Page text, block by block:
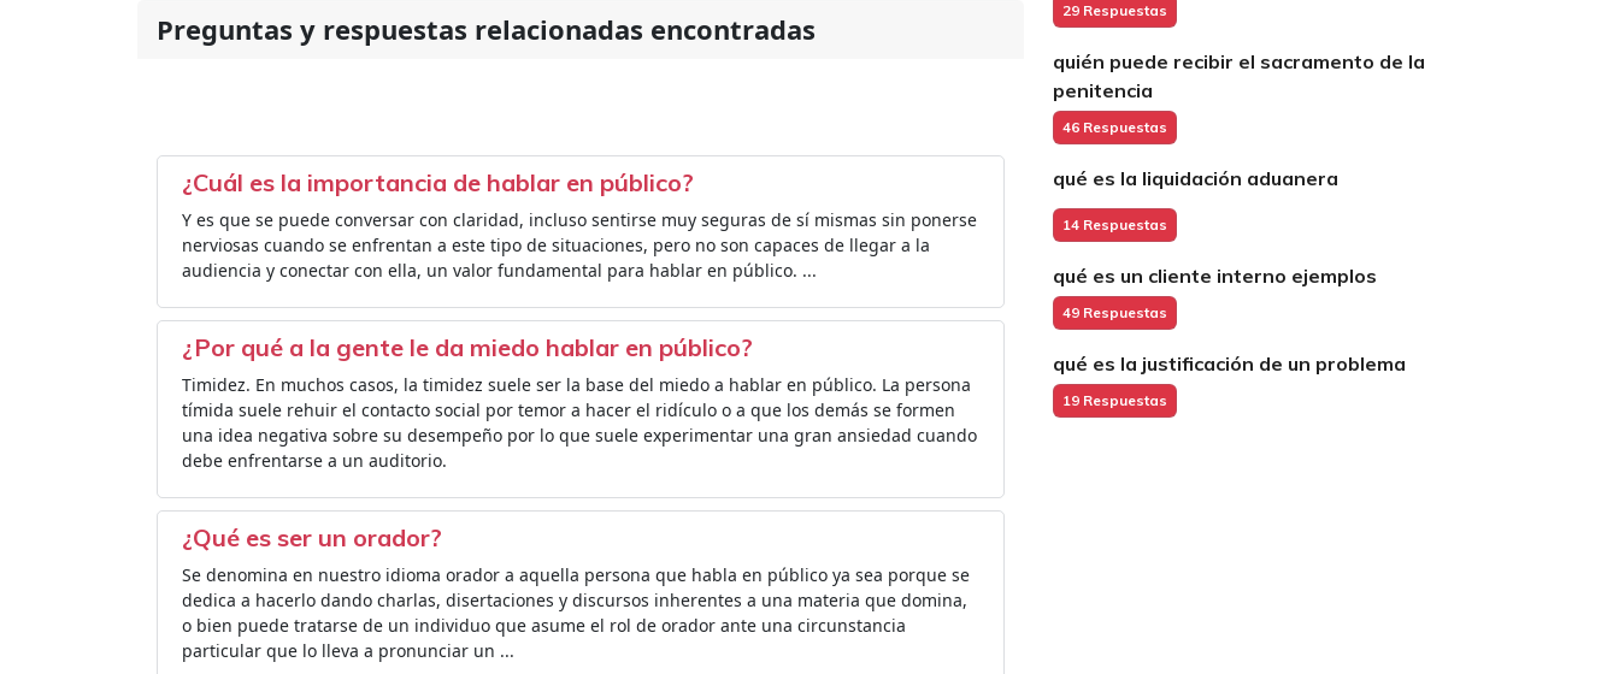
Preguntas y respuestas relacionadas encontradas
¿Cuál es la importancia de hablar en público?
Y es que se puede conversar con claridad, incluso sentirse muy seguras de sí mismas sin ponerse
nerviosas cuando se enfrentan a este tipo de situaciones, pero no son capaces de llegar a la
audiencia y conectar con ella, un valor fundamental para hablar en público. ...
¿Por qué a la gente le da miedo hablar en público?
Timidez. En muchos casos, la timidez suele ser la base del miedo a hablar en público. La persona
tímida suele rehuir el contacto social por temor a hacer el ridículo o a que los demás se formen
una idea negativa sobre su desempeño por lo que suele experimentar una gran ansiedad cuando
debe enfrentarse a un auditorio.
¿Qué es ser un orador?
Se denomina en nuestro idioma orador a aquella persona que habla en público ya sea porque se
dedica a hacerlo dando charlas, disertaciones y discursos inherentes a una materia que domina,
o bien puede tratarse de un individuo que asume el rol de orador ante una circunstancia
particular que lo lleva a pronunciar un ...
29 Respuestas
quién puede recibir el sacramento de la
penitencia
46 Respuestas
qué es la liquidación aduanera
14 Respuestas
qué es un cliente interno ejemplos
49 Respuestas
qué es la justificación de un problema
19 Respuestas